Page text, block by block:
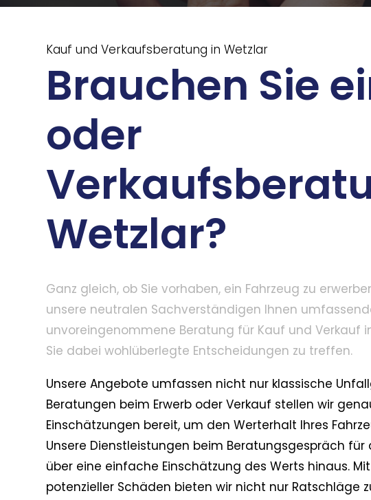
Kauf und Verkaufsberatung in Wetzlar
Brauchen Sie
oder
Wetzlar?
Ganz gleich, ob Sie vorhaben, ein Fahrzeug zu
unsere neutralen Sachverständigen Ihnen
unvoreingenommene Beratung für Kauf und Verkauf
Sie dabei wohlüberlegte Entscheidungen zu treffen.
Unsere Angebote umfassen nicht nur klassische
Beratungen beim Erwerb oder Verkauf stellen wir
Einschätzungen bereit, um den Werterhalt Ihres
Unsere Dienstleistungen beim Beratungsgespräch
über eine einfache Einschätzung des Werts hinaus.
potenzieller Schäden bieten wir nicht nur Ratschläge